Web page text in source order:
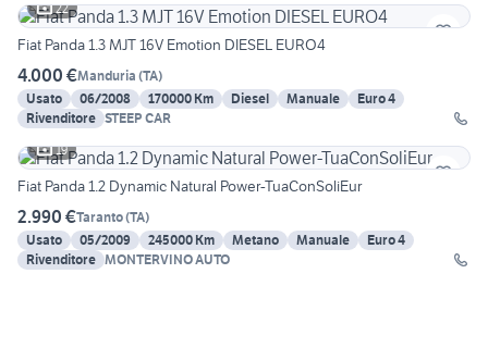
22
Fiat Panda 1.3 MJT 16V Emotion DIESEL EURO4
4.000 €Manduria (TA)
Usato
06/2008 170000 Km Diesel Manuale
Euro 4
Rivenditore STEEP CAR
19
Fiat Panda 1.2 Dynamic Natural Power-TuaConSoliEur
2.990 €Taranto(TA)
Usato
05/2009 245000 Km Metano Manuale
Euro 4
Rivenditore MONTERVINO AUTO